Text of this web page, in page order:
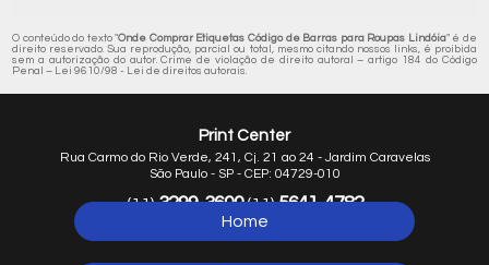
O conteúdo do texto "Onde Comprar Etiquetas Código de Barras para Roupas Lindóia" é de
direito reservado. Sua reprodução, parcial ou total, mesmo citando nossos links, é proibida
sem a autorização do autor. Crime de violação de direito autoral – artigo 184 do Código
Penal – Lei 9610/98 - Lei de direitos autorais.
Print Center
Rua Carmo do Rio Verde, 241, Cj. 21 ao 24 - Jardim Caravelas
São Paulo - SP - CEP: 04729-010
(11)3299-3600(11)5641-4782
5641-1254
Home